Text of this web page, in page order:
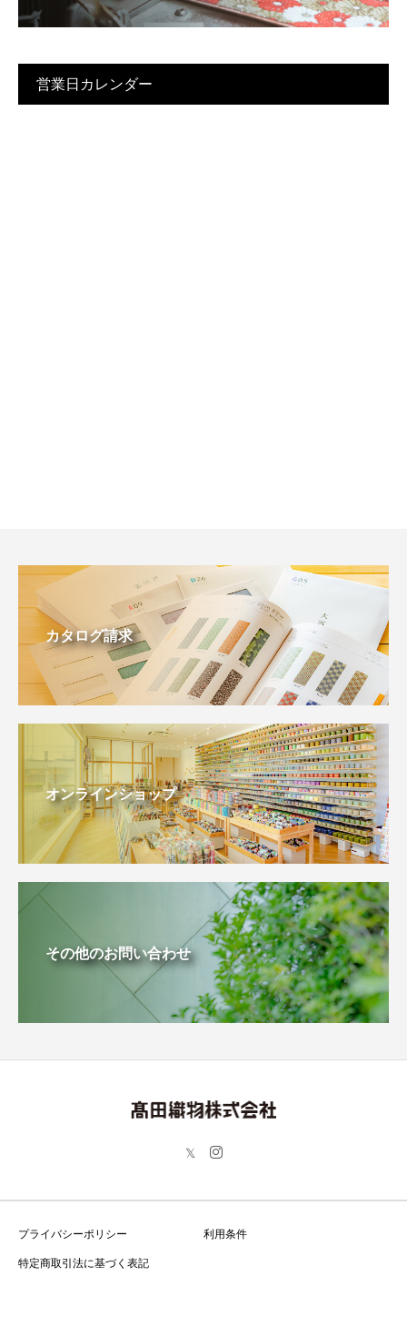
営業日カレンダー
カタログ請求
オンラインショップ
その他のお問い合わせ
プライバシーポリシー
利用条件
特定商取引法に基づく表記